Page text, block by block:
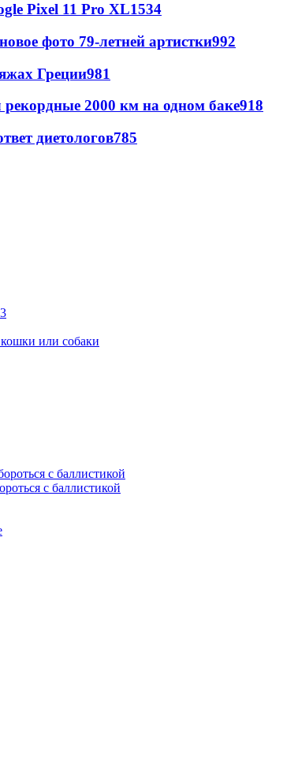
Pixel 11 Pro XL1534
фото 79-летней артистки992
Греции981
2000 км на одном баке918
диетологов785
или собаки
с баллистикой